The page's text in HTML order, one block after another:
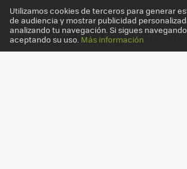
Utilizamos cookies de terceros para generar
de audiencia y mostrar publicidad
analizando tu navegación. Si sigues
aceptando su uso. Más información